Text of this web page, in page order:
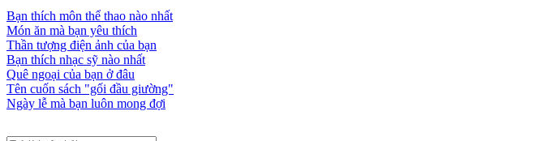
Bạn thích môn thể thao nào nhất
Món ăn mà bạn yêu thích
Thần tượng điện ảnh của bạn
Bạn thích nhạc sỹ nào nhất
Quê ngoại của bạn ở đâu
Tên cuốn sách "gối đầu giường"
Ngày lễ mà bạn luôn mong đợi